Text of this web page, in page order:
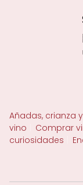
Añadas, crianza
vino
Comprar
curiosidades